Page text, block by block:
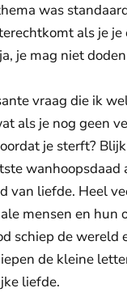
was
als je je
je mag niet
vraag die ik
als je nog geen
je sterft?
wanhoopsdaad
van liefde. Heel
mensen en hun
schiep de wereld
de kleine
liefde.